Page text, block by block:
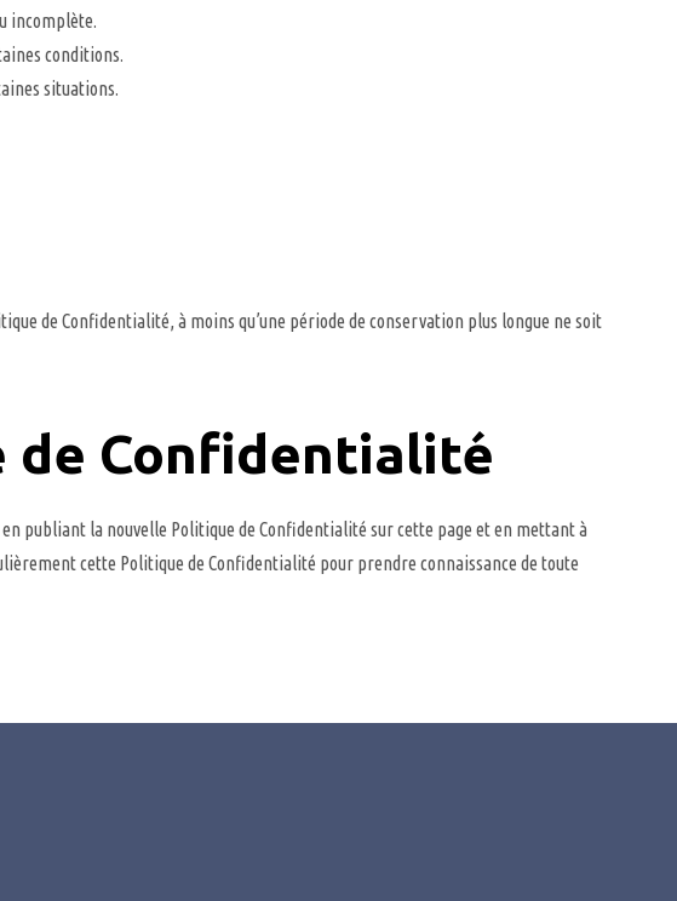
incomplète.
conditions.
situations.
de Confidentialité, à moins qu’une période de conservation plus longue ne soit
de Confidentialité
publiant la nouvelle Politique de Confidentialité sur cette page et en mettant à
cette Politique de Confidentialité pour prendre connaissance de toute